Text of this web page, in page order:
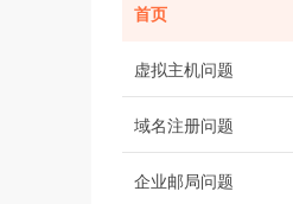
首页
虚拟主机问题
域名注册问题
企业邮局问题